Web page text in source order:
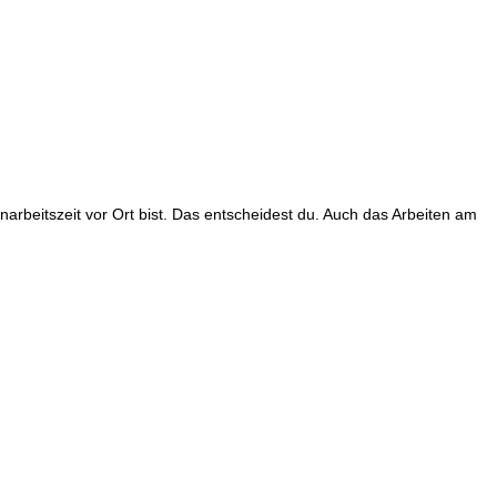
vor Ort bist. Das entscheidest du. Auch das Arbeiten am